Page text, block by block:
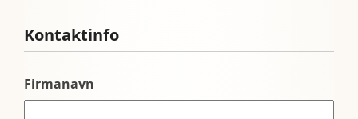
Kontaktinfo
Firmanavn